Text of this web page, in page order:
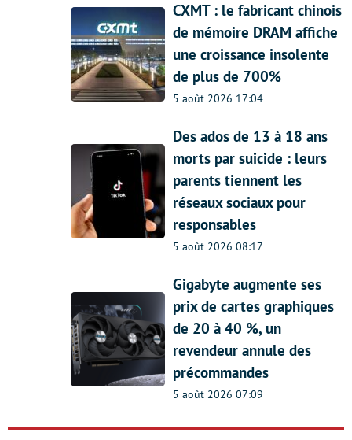
CXMT : le fabricant chinois
de mémoire DRAM affiche
une croissance insolente
de plus de 700%
5 août 2026 17:04
Des ados de 13 à 18 ans
morts par suicide : leurs
parents tiennent les
réseaux sociaux pour
responsables
5 août 2026 08:17
Gigabyte augmente ses
prix de cartes graphiques
de 20 à 40 %, un
revendeur annule des
précommandes
5 août 2026 07:09